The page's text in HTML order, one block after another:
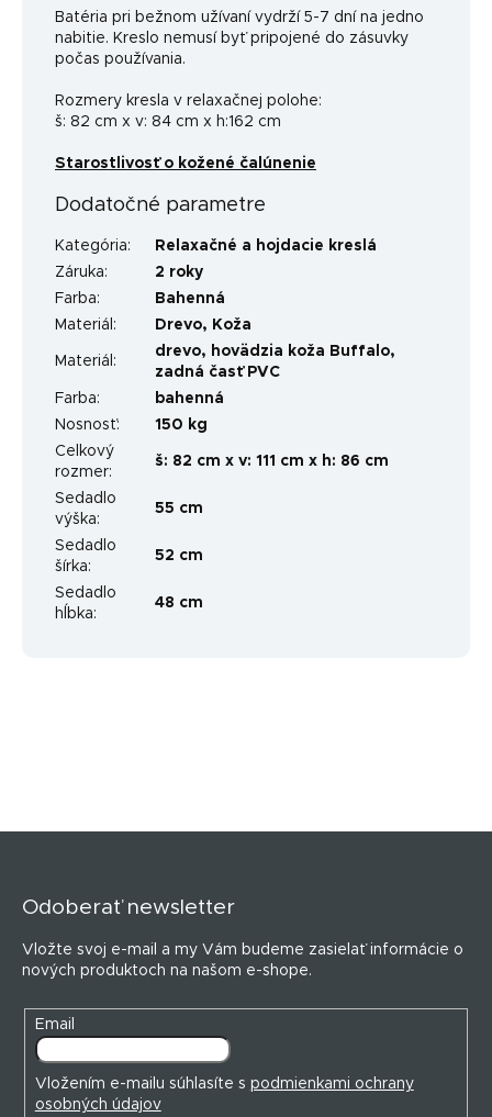
Batéria pri bežnom užívaní vydrží 5-7 dní na jedno
nabitie. Kreslo nemusí byť pripojené do zásuvky
počas používania.
Rozmery kresla v relaxačnej polohe:
š: 82 cm x v: 84 cm x h:162 cm
Starostlivosť o kožené čalúnenie
Dodatočné parametre
Kategória:
Relaxačné a hojdacie kreslá
Záruka:
2 roky
Farba:
Bahenná
Materiál : Drevo, Koža
Materiál :
drevo, hovädzia koža Buffalo,
zadná časť PVC
Farba:
bahenná
Nosnosť:
150 kg
Celkový
rozmer:
š: 82 cm x v: 111 cm x h: 86 cm
Sedadlo
výška:
55 cm
Sedadlo
šírka:
52 cm
Sedadlo
hĺbka:
48 cm
Odoberať newsletter
Vložte svoj e-mail a my Vám budeme zasielať informácie o
nových produktoch na našom e-shope.
Email
Vložením e-mailu súhlasíte s podmienkami ochrany
osobných údajov